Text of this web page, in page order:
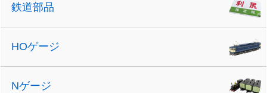
鉄道部品
HOゲージ
Nゲージ